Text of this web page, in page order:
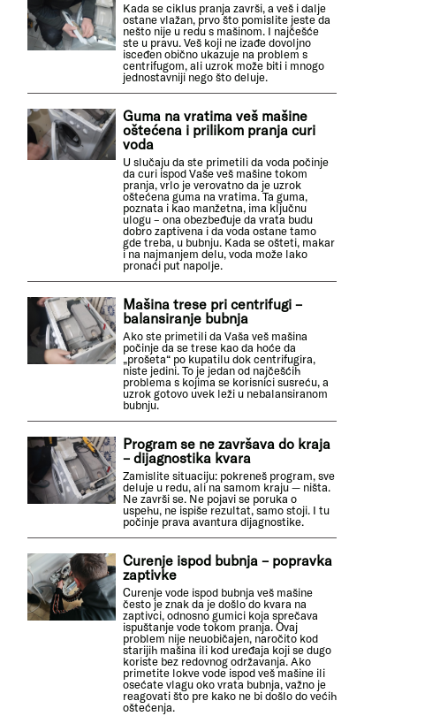
Kada se ciklus pranja završi, a veš i dalje
ostane vlažan, prvo što pomislite jeste da
nešto nije u redu s mašinom. I najčešće
ste u pravu. Veš koji ne izađe dovoljno
isceđen obično ukazuje na problem s
centrifugom, ali uzrok može biti i mnogo
jednostavniji nego što deluje.
Guma na vratima veš mašine
oštećena i prilikom pranja curi
voda
U slučaju da ste primetili da voda počinje
da curi ispod Vaše veš mašine tokom
pranja, vrlo je verovatno da je uzrok
oštećena guma na vratima. Ta guma,
poznata i kao manžetna, ima ključnu
ulogu – ona obezbeđuje da vrata budu
dobro zaptivena i da voda ostane tamo
gde treba, u bubnju. Kada se ošteti, makar
i na najmanjem delu, voda može lako
pronaći put napolje.
Mašina trese pri centrifugi –
balansiranje bubnja
Ako ste primetili da Vaša veš mašina
počinje da se trese kao da hoće da
„prošeta“ po kupatilu dok centrifugira,
niste jedini. To je jedan od najčešćih
problema s kojima se korisnici susreću, a
uzrok gotovo uvek leži u nebalansiranom
bubnju.
Program se ne završava do kraja
– dijagnostika kvara
Zamislite situaciju: pokreneš program, sve
deluje u redu, ali na samom kraju — ništa.
Ne završi se. Ne pojavi se poruka o
uspehu, ne ispiše rezultat, samo stoji. I tu
počinje prava avantura dijagnostike.
Curenje ispod bubnja – popravka
zaptivke
Curenje vode ispod bubnja veš mašine
često je znak da je došlo do kvara na
zaptivci, odnosno gumici koja sprečava
ispuštanje vode tokom pranja. Ovaj
problem nije neuobičajen, naročito kod
starijih mašina ili kod uređaja koji se dugo
koriste bez redovnog održavanja. Ako
primetite lokve vode ispod veš mašine ili
osećate vlagu oko vrata bubnja, važno je
reagovati što pre kako ne bi došlo do većih
oštećenja.